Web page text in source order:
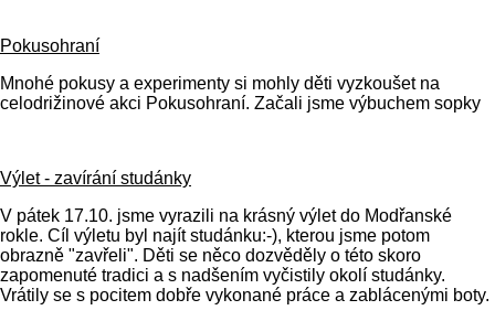
Pokusohraní
Mnohé pokusy a experimenty si mohly děti vyzkoušet na
celodrižinové akci Pokusohraní. Začali jsme výbuchem sopky
Výlet - zavírání studánky
V pátek 17.10. jsme vyrazili na krásný výlet do Modřanské
rokle. Cíl výletu byl najít studánku:-), kterou jsme potom
obrazně "zavřeli". Děti se něco dozvěděly o této skoro
zapomenuté tradici a s nadšením vyčistily okolí studánky.
Vrátily se s pocitem dobře vykonané práce a zablácenými boty.